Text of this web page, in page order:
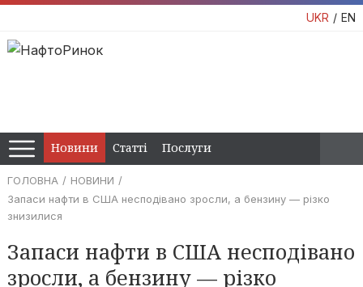
UKR EN
Новини Статті Послуги
ГОЛОВНА
НОВИНИ
Запаси нафти в США несподівано зросли, а бензину — різко
знизилися
Запаси нафти в США несподівано
зросли, а бензину — різко